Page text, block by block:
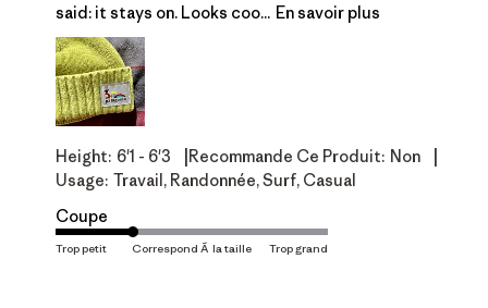
said: it stays on. Looks coo... En savoir plus
Height: 6'1 - 6'3 Recommande Ce Produit: Non
Usage: Travail, Randonnée, Surf, Casual
Coupe